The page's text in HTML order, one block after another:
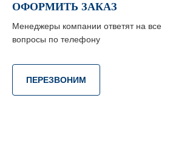
ОФОРМИТЬ ЗАКАЗ
Менеджеры компании ответят на все
вопросы по телефону
ПЕРЕЗВОНИМ